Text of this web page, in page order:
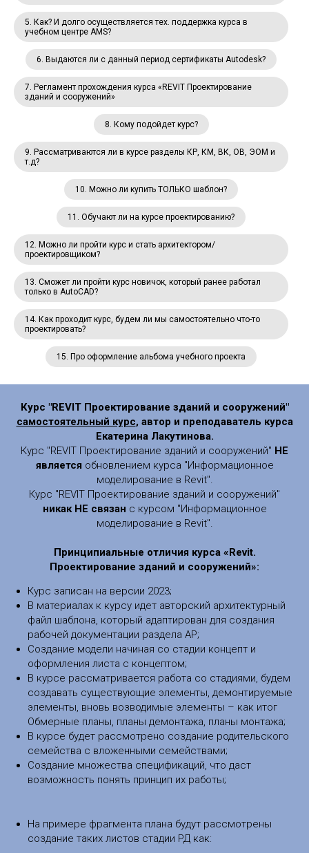
5. Как? И долго осуществляется тех. поддержка курса в
учебном центре AMS?
6. Выдаются ли с данный период сертификаты Autodesk?
7. Регламент прохождения курса «REVIT Проектирование
зданий и сооружений»
8. Кому подойдет курс?
9. Рассматриваются ли в курсе разделы КР, КМ, ВК, ОВ, ЭОМ и
т.д?
10. Можно ли купить ТОЛЬКО шаблон?
11. Обучают ли на курсе проектированию?
12. Можно ли пройти курс и стать архитектором/
проектировщиком?
13. Сможет ли пройти курс новичок, который ранее работал
только в AutoCAD?
14. Как проходит курс, будем ли мы самостоятельно что-то
проектировать?
15. Про оформление альбома учебного проекта
Курс "REVIT Проектирование зданий и сооружений"
самостоятельный курс, автор и преподаватель курса
Екатерина Лакутинова.
Курс "REVIT Проектирование зданий и сооружений" НЕ
является обновлением курса "Информационное
моделирование в Revit".
Курс "REVIT Проектирование зданий и сооружений"
никак НЕ связан с курсом "Информационное
моделирование в Revit".
Принципиальные отличия курса «Revit.
Проектирование зданий и сооружений»:
Курс записан на версии 2023;
В материалах к курсу идет авторский архитектурный
файл шаблона, который адаптирован для создания
рабочей документации раздела АР;
Создание модели начиная со стадии концепт и
оформления листа с концептом;
В курсе рассматривается работа со стадиями, будем
создавать существующие элементы, демонтируемые
элементы, вновь возводимые элементы – как итог
Обмерные планы, планы демонтажа, планы монтажа;
В курсе будет рассмотрено создание родительского
семейства с вложенными семействами;
Создание множества спецификаций, что даст
возможность понять принцип их работы;
На примере фрагмента плана будут рассмотрены
создание таких листов стадии РД как: